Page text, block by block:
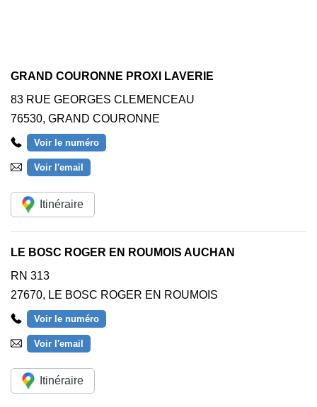
GRAND COURONNE PROXI LAVERIE
83 RUE GEORGES CLEMENCEAU
76530, GRAND COURONNE
Voir le numéro
Voir l'email
Itinéraire
LE BOSC ROGER EN ROUMOIS AUCHAN
RN 313
27670, LE BOSC ROGER EN ROUMOIS
Voir le numéro
Voir l'email
Itinéraire